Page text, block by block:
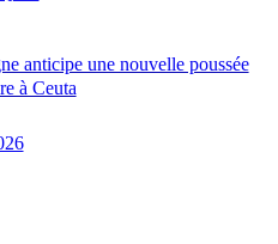
anticipe une nouvelle poussée
à Ceuta